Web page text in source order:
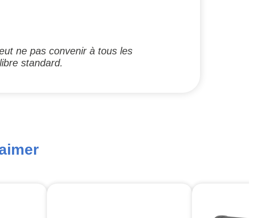
ne pas convenir à tous les
standard.